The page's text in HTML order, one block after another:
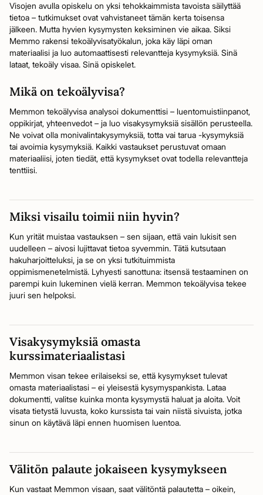
Visojen avulla opiskelu on yksi tehokkaimmista tavoista säilyttää
tietoa – tutkimukset ovat vahvistaneet tämän kerta toisensa
jälkeen. Mutta hyvien kysymysten keksiminen vie aikaa. Siksi
Memmo rakensi tekoälyvisatyökalun, joka käy läpi oman
materiaalisi ja luo automaattisesti relevantteja kysymyksiä. Sinä
lataat, tekoäly visaa. Sinä opiskelet.
Mikä on tekoälyvisa?
Memmon tekoälyvisa analysoi dokumenttisi – luentomuistiinpanot,
oppikirjat, yhteenvedot – ja luo visakysymyksiä sisällön perusteella.
Ne voivat olla monivalintakysymyksiä, totta vai tarua -kysymyksiä
tai avoimia kysymyksiä. Kaikki vastaukset perustuvat omaan
materiaaliisi, joten tiedät, että kysymykset ovat todella relevantteja
tenttiisi.
Miksi visailu toimii niin hyvin?
Kun yrität muistaa vastauksen – sen sijaan, että vain lukisit sen
uudelleen – aivosi lujittavat tietoa syvemmin. Tätä kutsutaan
hakuharjoitteluksi, ja se on yksi tutkituimmista
oppimismenetelmistä. Lyhyesti sanottuna: itsensä testaaminen on
parempi kuin lukeminen vielä kerran. Memmon tekoälyvisa tekee
juuri sen helpoksi.
Visakysymyksiä omasta
kurssimateriaalistasi
Memmon visan tekee erilaiseksi se, että kysymykset tulevat
omasta materiaalistasi – ei yleisestä kysymyspankista. Lataa
dokumentti, valitse kuinka monta kysymystä haluat ja aloita. Voit
visata tietystä luvusta, koko kurssista tai vain niistä sivuista, jotka
sinun on käytävä läpi ennen huomisen luentoa.
Välitön palaute jokaiseen kysymykseen
Kun vastaat Memmon visaan, saat välitöntä palautetta – oikein,